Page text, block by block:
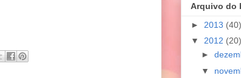
Arquivo do
► 2013 (40)
▼ 2012 (20)
►
▼